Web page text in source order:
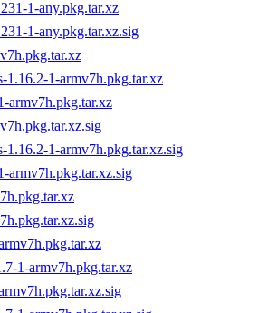
1-any.pkg.tar.xz
1-any.pkg.tar.xz.sig
1.16.2-1-armv7h.pkg.tar.xz
armv7h.pkg.tar.xz
1.16.2-1-armv7h.pkg.tar.xz.sig
armv7h.pkg.tar.xz.sig
1-armv7h.pkg.tar.xz